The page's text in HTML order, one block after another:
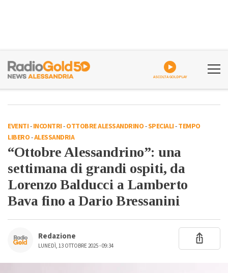
ASCOLTA GOLDPLAY
EVENTI-INCONTRI-OTTOBRE ALESSANDRINO-SPECIALI-TEMPO
LIBERO-ALESSANDRIA
“Ottobre Alessandrino”: una
settimana di grandi ospiti, da
Lorenzo Balducci a Lamberto
Bava fino a Dario Bressanini
Redazione
LUNEDÌ, 13 OTTOBRE 2025 - 09:34